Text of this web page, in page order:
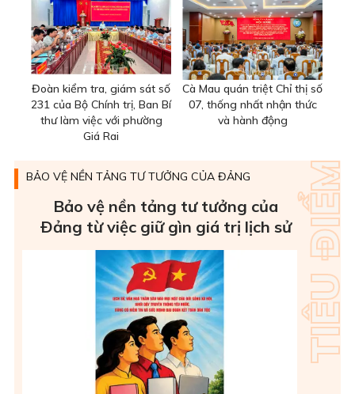
Đoàn kiểm tra, giám sát số
231 của Bộ Chính trị, Ban Bí
thư làm việc với phường
Giá Rai
Cà Mau quán triệt Chỉ thị số
07, thống nhất nhận thức
và hành động
BẢO VỆ NỀN TẢNG TƯ TƯỞNG CỦA ĐẢNG
Bảo vệ nền tảng tư tưởng của
Ðảng từ việc giữ gìn giá trị lịch sử